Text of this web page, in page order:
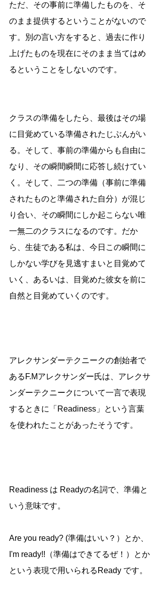
ただ、その事前に準備したものを、そ
のまま提供するということがないので
す。別の言い方をすると、過去に作り
上げたものを現在にそのまま当てはめ
るということをしないのです。
クラスの準備をしたら、最後はその場
に目覚めている準備されたじぶんがい
る。そして、事前の準備からも自由に
なり、その瞬間瞬間に応答し続けてい
く。そして、二つの準備（事前に準備
されたものと準備された自分）が混じ
り合い、その瞬間にしか起こらない唯
一無二のクラスになるのです。だか
ら、生徒である私は、今日この瞬間に
しかない学びを見逃すまいと目覚めて
いく、あるいは、目覚めた彼女を前に
自然と目覚めていくのです。
アレクサンダーテクニークの創始者で
あるF.Mアレクサンダー氏は、アレクサ
ンダーテクニークについて一言で表現
するときに「Readiness」という言葉
を使われたことがあったそうです。
Readiness は Readyの名詞で、準備と
いう意味です。
Are you ready? (準備はいい？）とか、
I'm ready!!（準備はできてるぜ！）とか
という表現で用いられるReady です。